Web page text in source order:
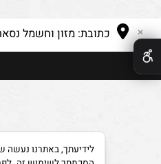
כתובת: מזון וחשמל נסאר (בוויז)